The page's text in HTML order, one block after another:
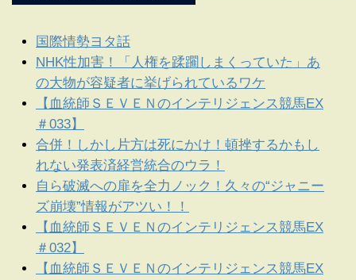
国際情勢ヨタ話
NHK性加害！「人権を蹂躙しまくっていた」あ
の大物が容疑者に挙げられているワケ
【血統師ＳＥＶＥＮのインテリジェンス競馬EX
＃033】
合併！しかし片方は死にかけ！頓挫するかもし
れない発表済経営統合のウラ！
自ら破滅への扉を全力ノック！久々の“ジャニー
ズ崩壊”情報がアツい！！
【血統師ＳＥＶＥＮのインテリジェンス競馬EX
＃032】
【血統師ＳＥＶＥＮのインテリジェンス競馬EX